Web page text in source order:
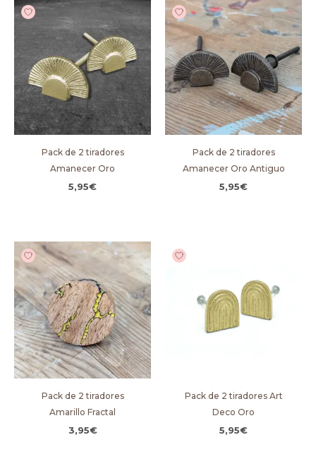
Pack de 2 tiradores
Amanecer Oro
5,95€
Pack de 2 tiradores
Amanecer Oro Antiguo
5,95€
Pack de 2 tiradores
Amarillo Fractal
3,95€
Pack de 2 tiradores Art
Deco Oro
5,95€